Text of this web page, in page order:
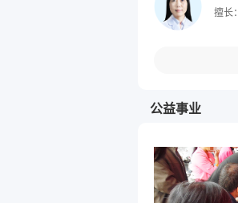
擅长
公益事业